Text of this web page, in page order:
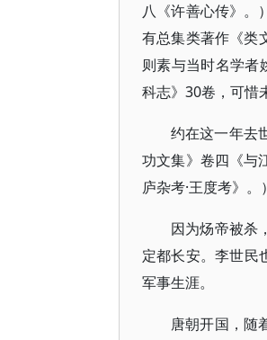
八《许善心传》。
有总集类著作《类
则素与当时名学者
科志》30卷，可惜
约在这一年去
功文集》卷四《与
庐杂考·王度考》。
因为炀帝被杀
定都长安。李世民
军事生涯。
唐朝开国，随